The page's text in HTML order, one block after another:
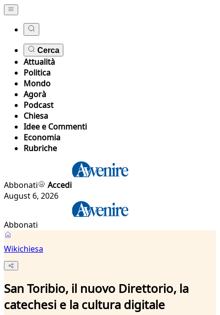
Cerca
Attualità
Politica
Mondo
Agorà
Podcast
Chiesa
Idee e Commenti
Economia
Rubriche
Abbonati
Accedi
August 6, 2026
Abbonati
Wikichiesa
San Toribio, il nuovo Direttorio, la
catechesi e la cultura digitale